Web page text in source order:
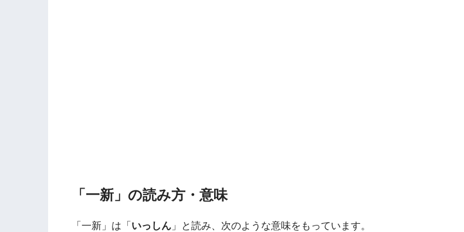
「一新」の読み方・意味
「一新」は「 いっしん 」と読み、次のような意味をもっています。